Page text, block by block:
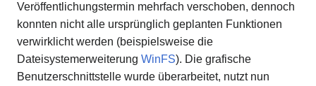
Veröffentlichungstermin mehrfach verschoben, dennoch
konnten nicht alle ursprünglich geplanten Funktionen
verwirklicht werden (beispielsweise die
Dateisystemerweiterung WinFS). Die grafische
Benutzerschnittstelle wurde überarbeitet, nutzt nun